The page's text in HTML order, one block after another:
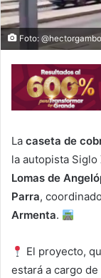
Foto:
La caseta de
la autopista Siglo
Lomas de
Parra,
Armenta.
El proyecto,
estará a cargo